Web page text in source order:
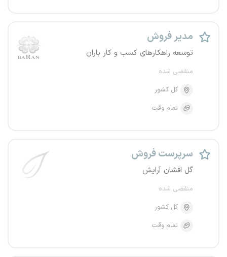
مدیر فروش
توسعه راهکارهای کسب و کار باران
منقضی شده
کل کشور
تمام وقت
سرپرست فروش
گل افشان آرایش
منقضی شده
کل کشور
تمام وقت